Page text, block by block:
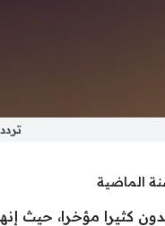
الماضية
كثيرا مؤخرا، حيث